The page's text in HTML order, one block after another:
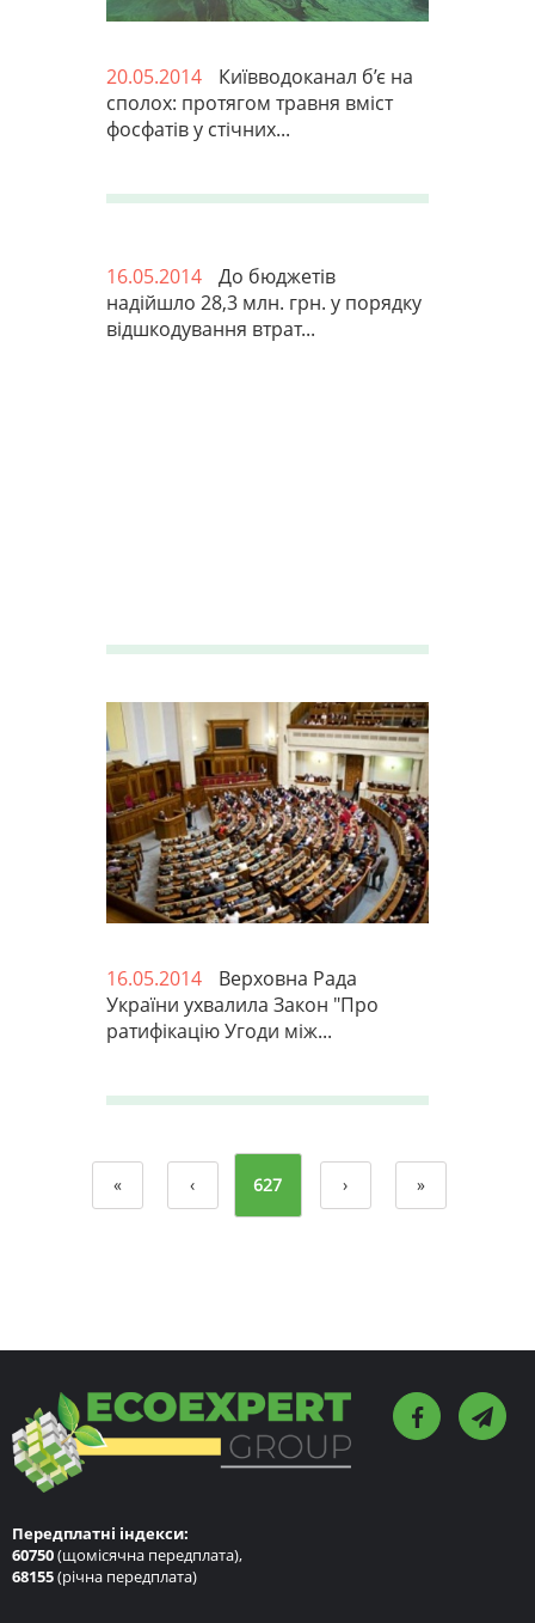
20.05.2014
Київводоканал б’є на
сполох: протягом травня вміст
фосфатів у стічних...
16.05.2014
До бюджетів
надійшло 28,3 млн. грн. у порядку
відшкодування втрат...
16.05.2014
Верховна Рада
України ухвалила Закон "Про
ратифікацію Угоди між...
« ‹ 627 › »
Передплатні індекси:
60750(щомісячна передплата),
68155(річна передплата)